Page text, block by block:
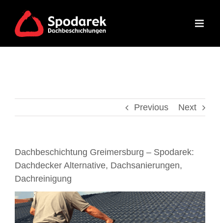
content
Previous Next
Dachbeschichtung Greimersburg – Spodarek:
Dachdecker Alternative, Dachsanierungen,
Dachreinigung